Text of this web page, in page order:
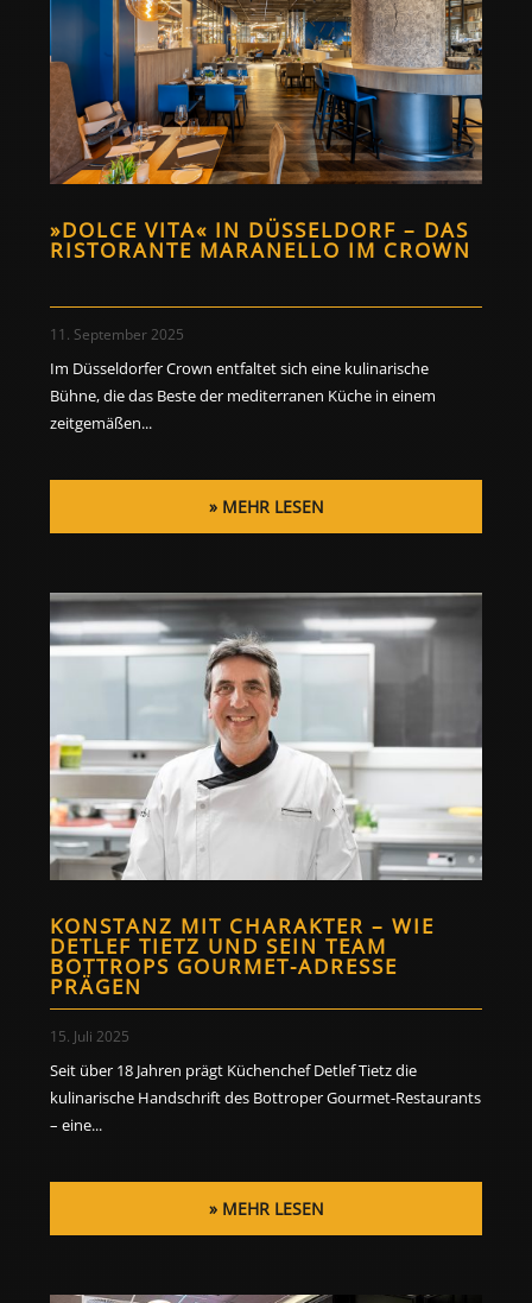
»DOLCE VITA« IN DÜSSELDORF – DAS
RISTORANTE MARANELLO IM CROWN
11. September 2025
Im Düsseldorfer Crown entfaltet sich eine kulinarische
Bühne, die das Beste der mediterranen Küche in einem
zeitgemäßen...
MEHR LESEN
KONSTANZ MIT CHARAKTER – WIE
DETLEF TIETZ UND SEIN TEAM
BOTTROPS GOURMET-ADRESSE
PRÄGEN
15. Juli 2025
Seit über 18 Jahren prägt Küchenchef Detlef Tietz die
kulinarische Handschrift des Bottroper Gourmet-Restaurants
– eine...
MEHR LESEN